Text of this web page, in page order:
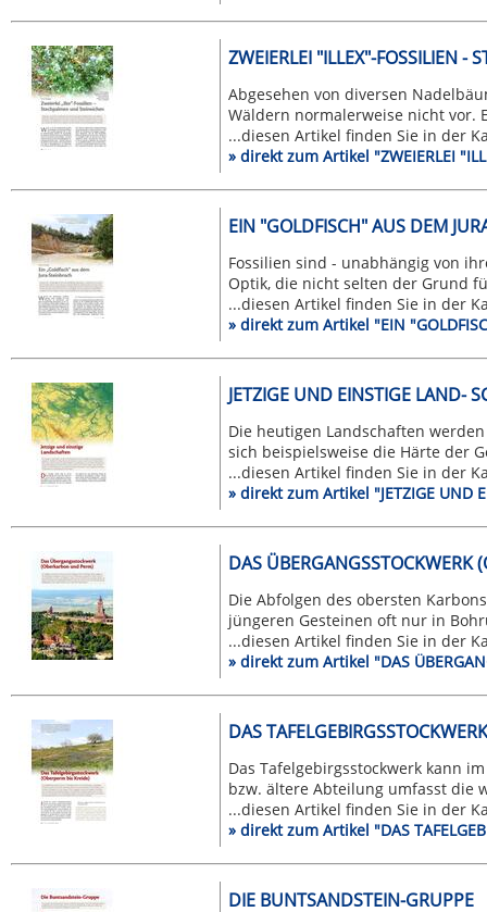
ZWEIERLEI "ILLEX"-FOSSILIEN -
Abgesehen von diversen
Wäldern normalerweise nicht vor.
...diesen Artikel finden Sie in der
» direkt zum Artikel "ZWEIERLEI
EIN "GOLDFISCH" AUS DEM
Fossilien sind - unabhängig von
Optik, die nicht selten der Grund
...diesen Artikel finden Sie in der
» direkt zum Artikel "EIN
JETZIGE UND EINSTIGE LAND-
Die heutigen Landschaften
sich beispielsweise die Härte der
...diesen Artikel finden Sie in der
» direkt zum Artikel "JETZIGE UND
DAS ÜBERGANGSSTOCKWERK
Die Abfolgen des obersten
jüngeren Gesteinen oft nur in
...diesen Artikel finden Sie in der
» direkt zum Artikel "DAS
DAS
Das Tafelgebirgsstockwerk kann
bzw. ältere Abteilung umfasst die
...diesen Artikel finden Sie in der
» direkt zum Artikel "DAS
DIE BUNTSANDSTEIN-GRUPPE